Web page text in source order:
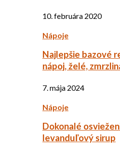
10. februára 2020
Nápoje
Najlepšie bazové
nápoj, želé,
7. mája 2024
Nápoje
Dokonalé
levanduľový sirup